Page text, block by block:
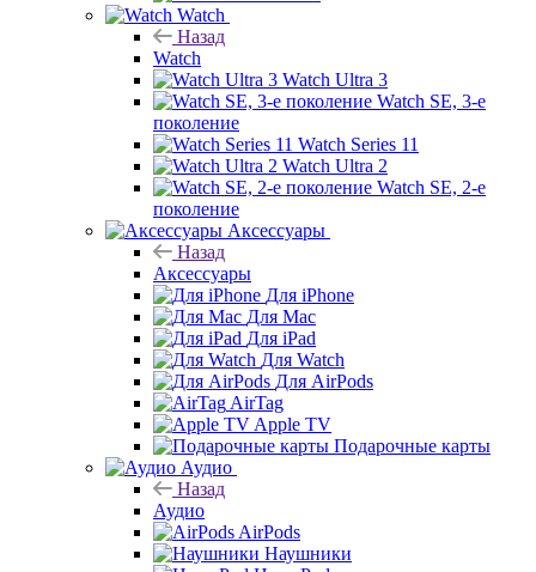
Watch
Назад
Watch
Watch Ultra 3
Watch SE, 3-е
поколение
Watch Series 11
Watch Ultra 2
Watch SE, 2-е
поколение
Аксессуары
Назад
Аксессуары
Для iPhone
Для Mac
Для iPad
Для Watch
Для AirPods
AirTag
Apple TV
Подарочные карты
Аудио
Назад
Аудио
AirPods
Наушники